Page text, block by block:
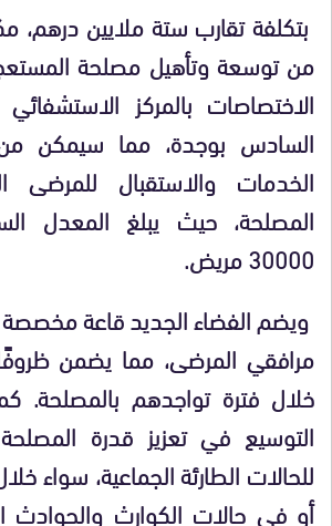
بتكلفة تقارب ستة ملايين درهم،
من توسعة وتأهيل مصلحة
الاختصاصات بالمركز
السادس بوجدة، مما سيمكن
الخدمات والاستقبال للمرضى
المصلحة، حيث يبلغ المعدل
30000 مريض
.
ويضم الفضاء الجديد قاعة مخصصة
مرافقي المرضى، مما يضمن
خلال فترة تواجدهم بالمصلحة.
التوسيع في تعزيز قدرة
للحالات الطارئة الجماعية، سواء
أو في حالات الكوارث والحوادث